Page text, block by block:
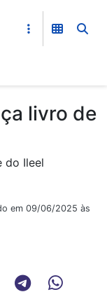
livro de
do Ileel
em 09/06/2025 às